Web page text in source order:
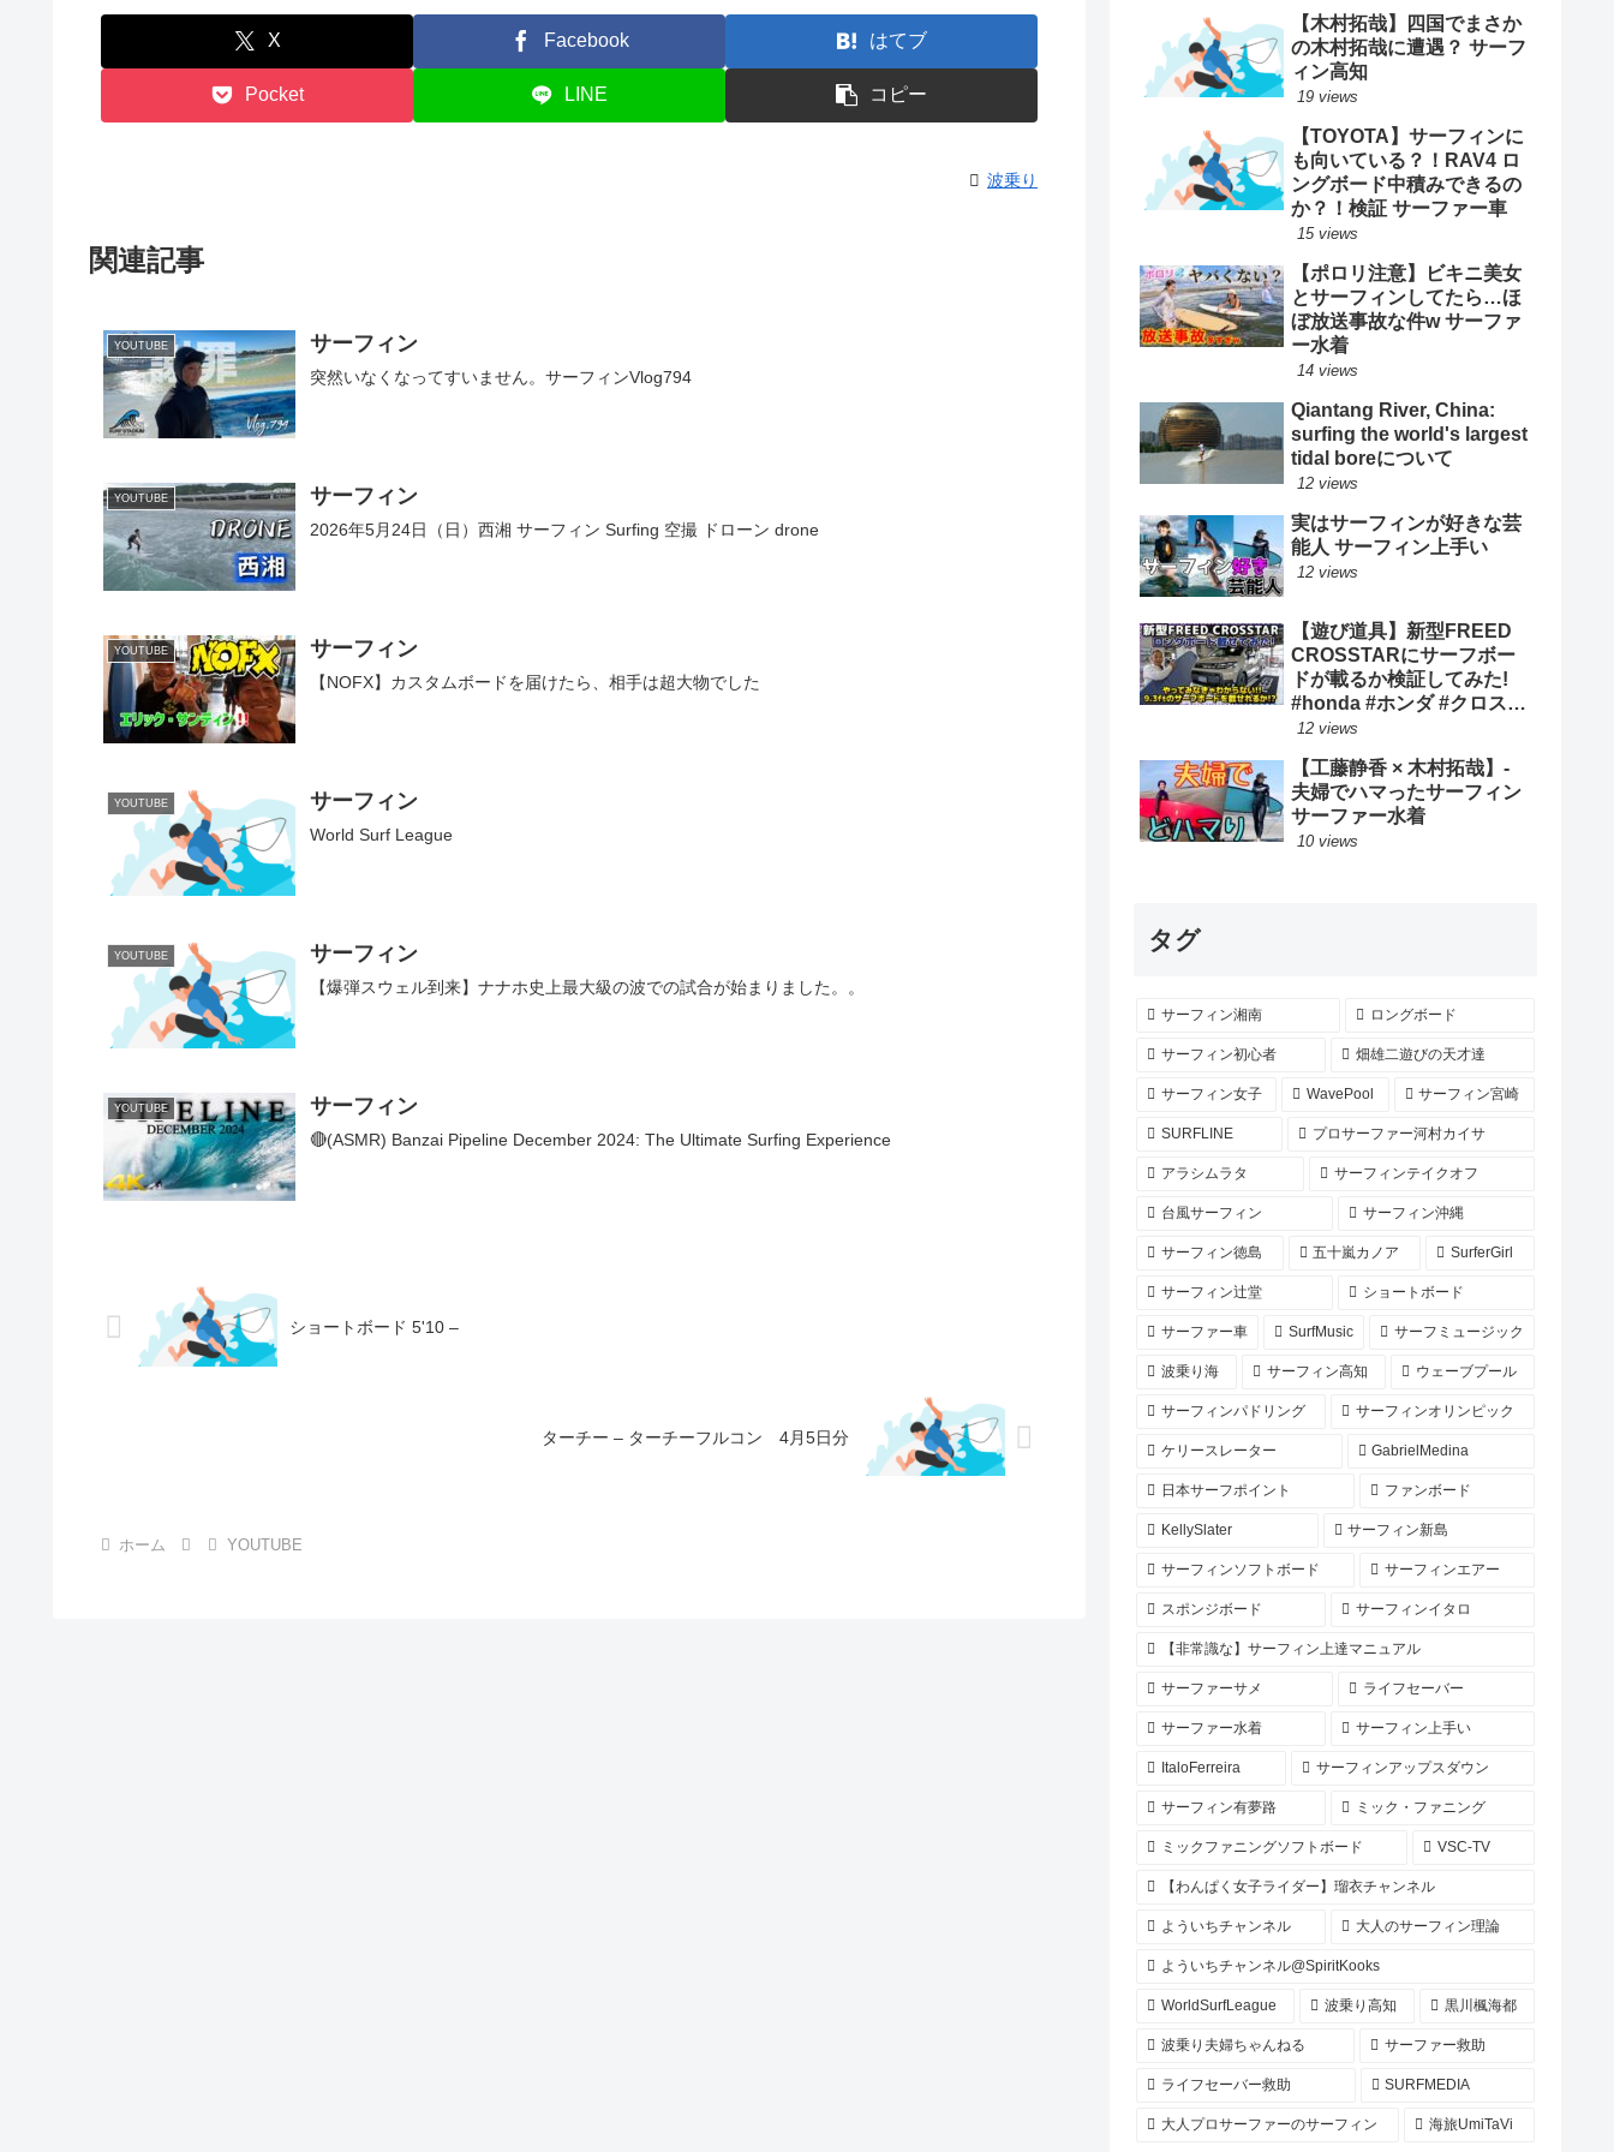
X Facebook はてブ
Pocket LINE コピー
波乗り
関連記事
YOUTUBE サーフィン
突然いなくなってすいません。サーフィンVlog794
YOUTUBE サーフィン
2026年5月24日（日）西湘 サーフィン Surfing 空撮 ドローン drone
YOUTUBE サーフィン
【NOFX】カスタムボードを届けたら、相手は超大物でした
YOUTUBE サーフィン
World Surf League
YOUTUBE サーフィン
【爆弾スウェル到来】ナナホ史上最大級の波での試合が始まりました。。
YOUTUBE サーフィン
🔴(ASMR) Banzai Pipeline December 2024: The Ultimate Surfing Experience
ショートボード 5'10 –
ターチー – ターチーフルコン 4月5日分
ホーム YOUTUBE
【木村拓哉】四国でまさか
の木村拓哉に遭遇？ サーフ
ィン高知
19 views
【TOYOTA】サーフィンに
も向いている？！RAV4 ロ
ングボード中積みできるの
か？！検証 サーファー車
15 views
【ポロリ注意】ビキニ美女
とサーフィンしてたら…ほ
ぼ放送事故な件w サーファ
ー水着
14 views
Qiantang River, China:
surfing the world's largest
tidal boreについて
12 views
実はサーフィンが好きな芸
能人 サーフィン上手い
12 views
【遊び道具】新型FREED
CROSSTARにサーフボー
ドが載るか検証してみた!
#honda #ホンダ #クロスタ
ー #car #freed #フリード #
ード
12 views
【工藤静香 × 木村拓哉】-
夫婦でハマったサーフィン
サーファー水着
10 views
タグ
サーフィン湘南 ロングボード
サーフィン初心者 畑雄二遊びの天才達
サーフィン女子 WavePool サーフィン宮崎
SURFLINE プロサーファー河村カイサ
アラシムラタ サーフィンテイクオフ
台風サーフィン サーフィン沖縄
サーフィン徳島 五十嵐カノア SurferGirl
サーフィン辻堂 ショートボード
サーファー車 SurfMusic サーフミュージック
波乗り海 サーフィン高知 ウェーブプール
サーフィンパドリング サーフィンオリンピック
ケリースレーター GabrielMedina
日本サーフポイント ファンボード
KellySlater サーフィン新島
サーフィンソフトボード サーフィンエアー
スポンジボード サーフィンイタロ
【非常識な】サーフィン上達マニュアル
サーファーサメ ライフセーバー
サーファー水着 サーフィン上手い
ItaloFerreira サーフィンアップスダウン
サーフィン有夢路 ミック・ファニング
ミックファニングソフトボード VSC-TV
【わんぱく女子ライダー】瑠衣チャンネル
よういちチャンネル 大人のサーフィン理論
よういちチャンネル@SpiritKooks
WorldSurfLeague 波乗り高知 黒川楓海都
波乗り夫婦ちゃんねる サーファー救助
ライフセーバー救助 SURFMEDIA
大人プロサーファーのサーフィン 海旅UmiTaVi